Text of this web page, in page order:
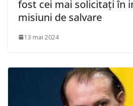
fost cei mai solicitați în
misiuni de salvare
13 mai 2024